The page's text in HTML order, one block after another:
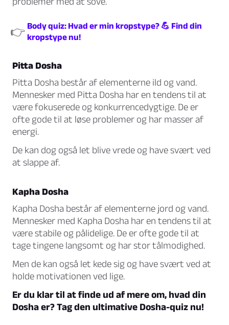
👉 Body quiz: Hvad er min kropstype? 💪 Find din
kropstype nu!
Pitta Dosha
Pitta Dosha består af elementerne ild og vand.
Mennesker med Pitta Dosha har en tendens til at
være fokuserede og konkurrencedygtige. De er
ofte gode til at løse problemer og har masser af
energi.
De kan dog også let blive vrede og have svært ved
at slappe af.
Kapha Dosha
Kapha Dosha består af elementerne jord og vand.
Mennesker med Kapha Dosha har en tendens til at
være stabile og pålidelige. De er ofte gode til at
tage tingene langsomt og har stor tålmodighed.
Men de kan også let kede sig og have svært ved at
holde motivationen ved lige.
Er du klar til at finde ud af mere om, hvad din
Dosha er? Tag den ultimative Dosha-quiz nu!